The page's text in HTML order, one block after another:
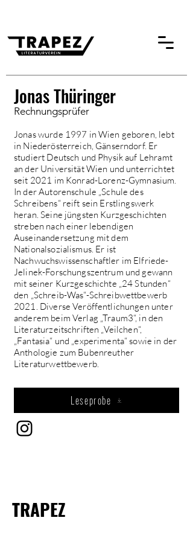
Jonas Thüringer
Rechnungsprüfer
Jonas wurde 1997 in Wien geboren, lebt
in Niederösterreich, Gänserndorf. Er
studiert Deutsch und Physik auf Lehramt
an der Universität Wien und unterrichtet
seit 2021 im Konrad-Lorenz-Gymnasium.
In der Autorenschule „Schule des
Schreibens“ reift sein Erstlingswerk
heran. Seine jüngsten Kurzgeschichten
streben nach einer lebendigen
Auseinandersetzung mit dem
Nationalsozialismus. Er ist
Nachwuchswissenschaftler im Elfriede-
Jelinek-Forschungszentrum und gewann
mit seiner Kurzgeschichte „24 Stunden“
den „Schreib-Was“-Schreibwettbewerb
2021. Diverse Veröffentlichungen unter
anderem beim Verlag „Traum3“, in den
Literaturzeitschriften „Veilchen“,
„Fantasia“ und „experimenta“ sowie in der
Anthologie zum Bubenreuther
Literaturwettbewerb.
Leseprobe
TRAPEZ